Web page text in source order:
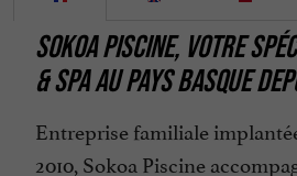
SOKOA PISCINE, VOTRE
& SPA AU PAYS BASQUE
Entreprise familiale
2010, Sokoa Piscine